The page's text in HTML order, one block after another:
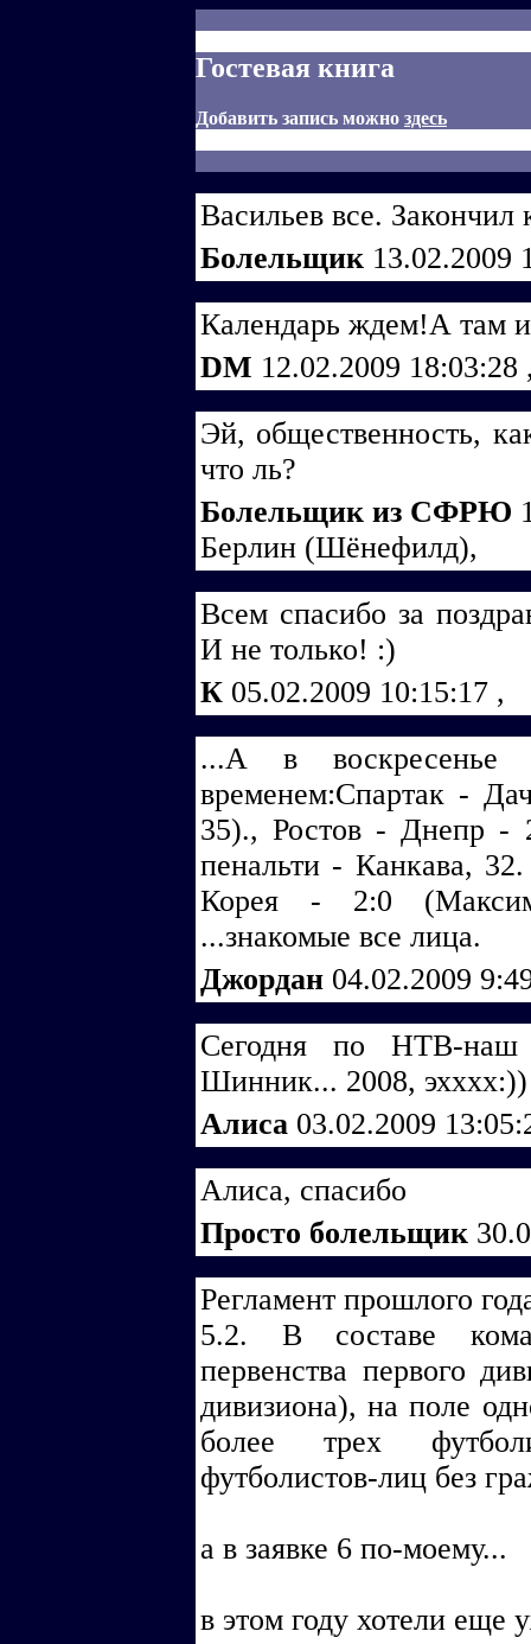
Гостевая книга
Добавить запись можно здесь
Васильев все. Закончил
Болельщик 13.02.2009
Календарь ждем!А там
DM 12.02.2009 18:03:28
Эй, общественность,
что ль?
Болельщик из СФРЮ
Берлин (Шёнефилд),
Всем спасибо за
И не только! :)
К 05.02.2009 10:15:17 ,
...А в воскресенье
временем:Спартак -
35)., Ростов - Днепр -
пенальти - Канкава,
Корея - 2:0
...знакомые все лица.
Джордан 04.02.2009
Сегодня по НТВ-наш
Шинник... 2008, эхххх:))
Алиса 03.02.2009
Алиса, спасибо
Просто болельщик
Регламент прошлого
5.2. В составе
первенства первого
дивизиона), на поле
более трех
футболистов-лиц без
а в заявке 6 по-моему...
в этом году хотели еще